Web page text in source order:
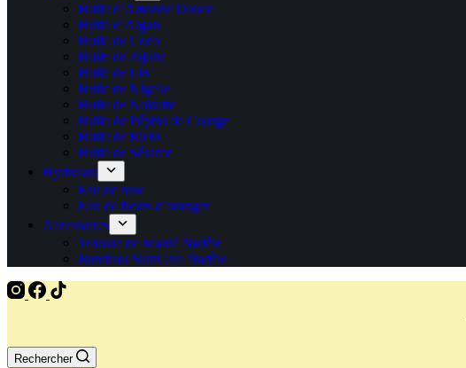
Huile d’Amande Douce
Huile d’Argan
Huile de Coco
Huile de Jojoba
Huile de Lin
Huile de Nigelle
Huile de Noisette
Huile de Pépins de Courge
Huile de Ricin
Huile de Sésame
Hydrolats
Eau de rose
Eau de fleurs d’oranger
Accessoires
Trousse de beauté Nadèle
Bandeau SkinCare Nadèle
Rechercher